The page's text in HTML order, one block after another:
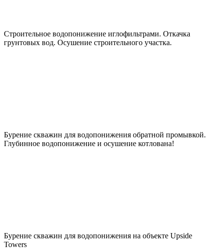
Строительное водопонижение иглофильтрами. Откачка
грунтовых вод. Осушение строительного участка.
Бурение скважин для водопонижения обратной промывкой.
Глубинное водопонижение и осушение котлована!
Бурение скважин для водопонижения на объекте Upside
Towers